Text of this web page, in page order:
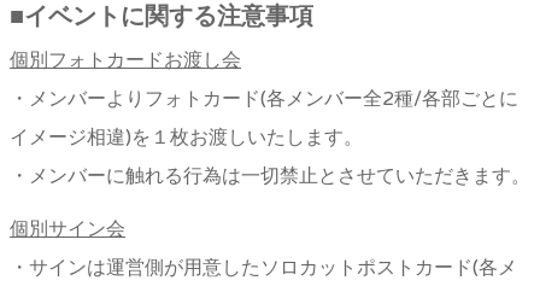
■イベントに関する注意事項
個別フォトカードお渡し会
・メンバーよりフォトカード(各メンバー全2種/各部ごとに
イメージ相違)を１枚お渡しいたします。
・メンバーに触れる行為は一切禁止とさせていただきます。
個別サイン会
・サインは運営側が用意したソロカットポストカード(各メ